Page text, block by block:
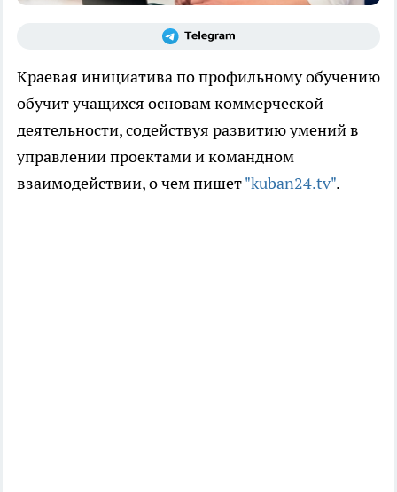
Краевая инициатива по профильному обучению
обучит учащихся основам коммерческой
деятельности, содействуя развитию умений в
управлении проектами и командном
взаимодействии, о чем пишет"kuban24.tv".